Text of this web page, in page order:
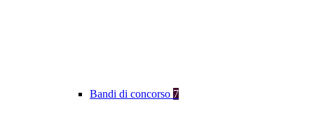
Bandi di concorso 7